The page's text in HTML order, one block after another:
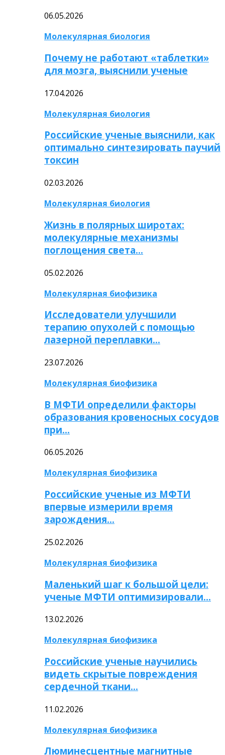
06.05.2026
Молекулярная биология
Почему не работают «таблетки»
для мозга, выяснили ученые
17.04.2026
Молекулярная биология
Российские ученые выяснили, как
оптимально синтезировать паучий
токсин
02.03.2026
Молекулярная биология
Жизнь в полярных широтах:
молекулярные механизмы
поглощения света…
05.02.2026
Молекулярная биофизика
Исследователи улучшили
терапию опухолей с помощью
лазерной переплавки…
23.07.2026
Молекулярная биофизика
В МФТИ определили факторы
образования кровеносных сосудов
при…
06.05.2026
Молекулярная биофизика
Российские ученые из МФТИ
впервые измерили время
зарождения…
25.02.2026
Молекулярная биофизика
Маленький шаг к большой цели:
ученые МФТИ оптимизировали…
13.02.2026
Молекулярная биофизика
Российские ученые научились
видеть скрытые повреждения
сердечной ткани…
11.02.2026
Молекулярная биофизика
Люминесцентные магнитные